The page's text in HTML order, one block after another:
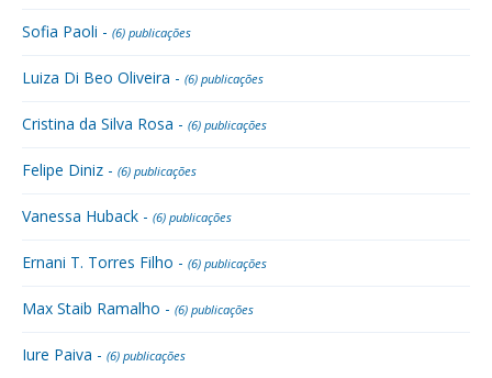
Sofia Paoli - (6) publicações
Luiza Di Beo Oliveira - (6) publicações
Cristina da Silva Rosa - (6) publicações
Felipe Diniz - (6) publicações
Vanessa Huback - (6) publicações
Ernani T. Torres Filho - (6) publicações
Max Staib Ramalho - (6) publicações
Iure Paiva - (6) publicações